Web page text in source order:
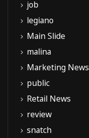
job
legiano
Main Slide
malina
Marketing News
public
Retail News
review
snatch